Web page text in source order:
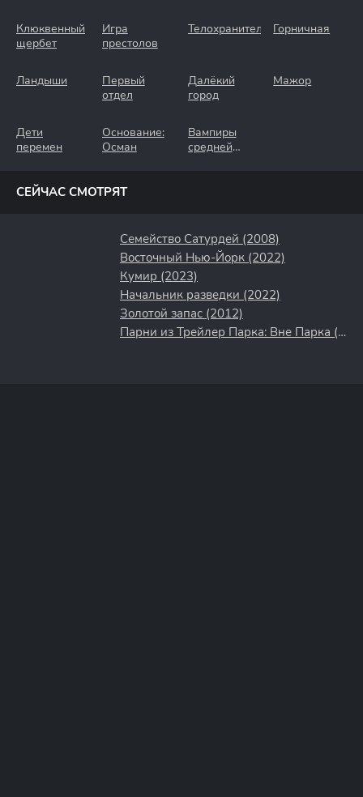
Клюквенный
щербет
Игра
престолов
Телохранители Горничная
Ландыши
Первый
отдел
Далёкий
город
Мажор
Дети
перемен
Основание:
Осман
Вампиры
средней
СЕЙЧАС СМОТРЯТ
Семейство Сатурдей (2008)
Восточный Нью-Йорк (2022)
Кумир (2023)
Начальник разведки (2022)
Золотой запас (2012)
Парни из Трейлер Парка: Вне Парка (2016)